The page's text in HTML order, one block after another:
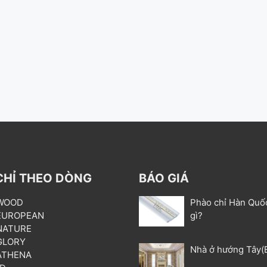
THEO DÒNG BÁO GIÁ
Phào chỉ Hàn
gì?
Nhà ở hướng